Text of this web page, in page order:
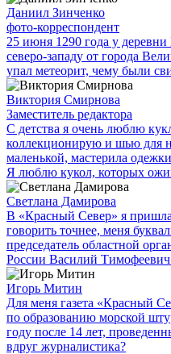
Даниил Зинченко
фото-корреспондент
25 июня 1290 года у
северо-западу от города
упал метеорит, чему были
Виктория Смирнова
Заместитель редактора
С детства я очень люблю
коллекционирую и шью для
маленькой, мастерила
Я люблю кукол, которых
Светлана Дамирова
В «Красный Север» я пришла
говорить точнее, меня
председатель областной
России Василий
Игорь Митин
Для меня газета «Красный
по образованию морской
году после 14 лет,
вдруг журналистика?